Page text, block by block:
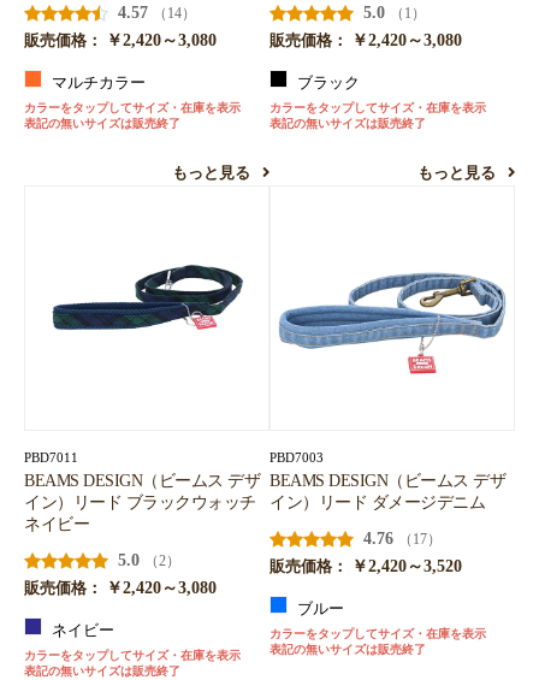
4.57
（14）
販売価格：
￥2,420～3,080
マルチカラー
カラーをタップしてサイズ・在庫を表示
表記の無いサイズは販売終了
もっと見る
5.0
（1）
販売価格：
￥2,420～3,080
ブラック
カラーをタップしてサイズ・在庫を表示
表記の無いサイズは販売終了
もっと見る
PBD7011
BEAMS DESIGN（ビームス デザ
イン）リード ブラックウォッチ
ネイビー
5.0
（2）
販売価格：
￥2,420～3,080
ネイビー
カラーをタップしてサイズ・在庫を表示
表記の無いサイズは販売終了
PBD7003
BEAMS DESIGN（ビームス デザ
イン）リード ダメージデニム
4.76
（17）
販売価格：
￥2,420～3,520
ブルー
カラーをタップしてサイズ・在庫を表示
表記の無いサイズは販売終了